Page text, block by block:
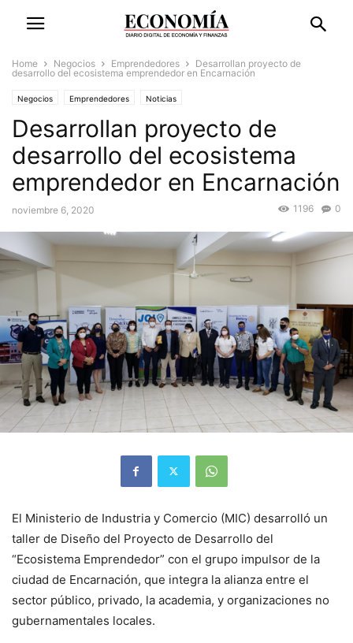
Home Negocios Emprendedores
Desarrollan proyecto de
desarrollo del ecosistema emprendedor en Encarnación
Negocios Emprendedores Noticias
Desarrollan proyecto de
desarrollo del ecosistema
emprendedor en Encarnación
noviembre 6, 2020 0
1196
El Ministerio de Industria y Comercio (MIC) desarrolló un
taller de Diseño del Proyecto de Desarrollo del
“Ecosistema Emprendedor” con el grupo impulsor de la
ciudad de Encarnación, que integra la alianza entre el
sector público, privado, la academia, y organizaciones no
gubernamentales locales.